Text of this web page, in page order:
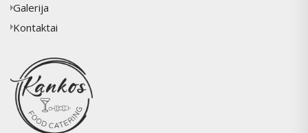
Galerija
Kontaktai